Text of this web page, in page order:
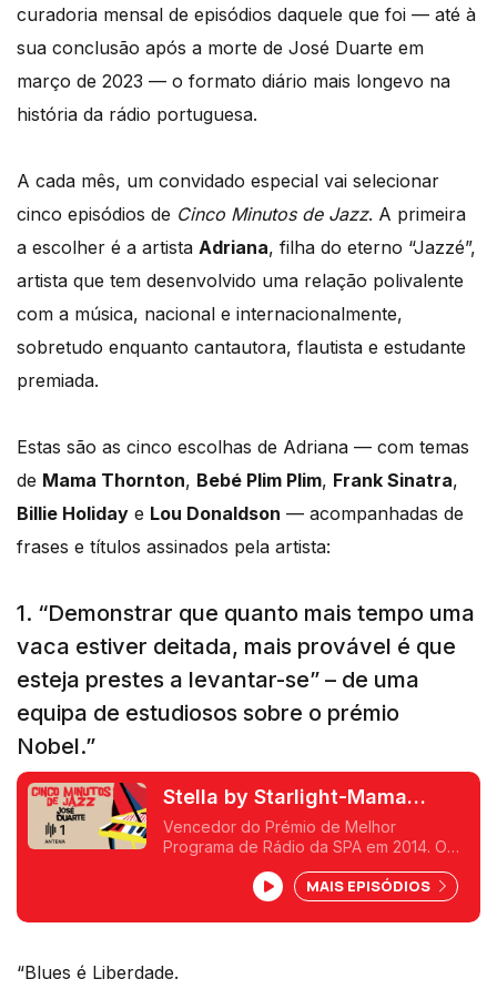
curadoria mensal de episódios daquele que foi — até à
sua conclusão após a morte de José Duarte em
março de 2023 — o formato diário mais longevo na
história da rádio portuguesa.
A cada mês, um convidado especial vai selecionar
cinco episódios de Cinco Minutos de Jazz. A primeira
a escolher é a artista Adriana, filha do eterno “Jazzé”,
artista que tem desenvolvido uma relação polivalente
com a música, nacional e internacionalmente,
sobretudo enquanto cantautora, flautista e estudante
premiada.
Estas são as cinco escolhas de Adriana — com temas
de Mama Thornton, Bebé Plim Plim, Frank Sinatra,
Billie Holiday e Lou Donaldson — acompanhadas de
frases e títulos assinados pela artista:
1. “Demonstrar que quanto mais tempo uma
vaca estiver deitada, mais provável é que
esteja prestes a levantar-se” – de uma
equipa de estudiosos sobre o prémio
Nobel.”
Stella by Starlight-Mama
Thornton
Vencedor do Prémio de Melhor
Programa de Rádio da SPA em 2014. O
portuguesa em exibição, 50 anos feitos
em 2016. José Duarte divulga
diariamente o jazz de todos os estilos e
swing, do bebop ao hard bop e ao free
MAIS EPISÓDIOS
“Blues é Liberdade.